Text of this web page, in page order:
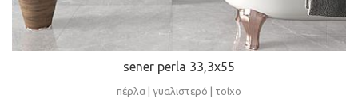
sener perla 33,3x55
πέρλα | γυαλιστερό | τοίχο